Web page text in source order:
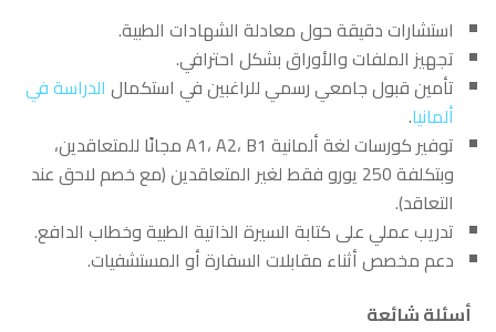
استشارات دقيقة حول معادلة الشهادات الطبية.
تجهيز الملفات والأوراق بشكل احترافي.
تأمين قبول جامعي رسمي للراغبين في استكمال الدراسة في
ألمانيا.
توفير كورسات لغة ألمانية A1، A2، B1 مجانًا للمتعاقدين،
وبتكلفة 250 يورو فقط لغير المتعاقدين (مع خصم لاحق عند
التعاقد).
تدريب عملي على كتابة السيرة الذاتية الطبية وخطاب الدافع.
دعم مخصص أثناء مقابلات السفارة أو المستشفيات.
أسئلة شائعة